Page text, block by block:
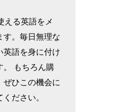
える英語をメ
す。毎日無理な
英語を身に付け
。 もちろん購
ぜひこの機会に
ださい。